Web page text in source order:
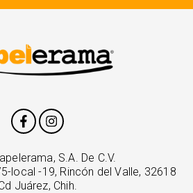
S.A. De C.V.
local -19, Rincón del Valle, 32618
Juárez, Chih.